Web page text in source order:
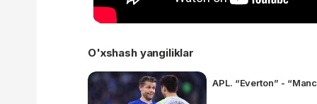
O'xshash yangiliklar
APL. “Everton” -